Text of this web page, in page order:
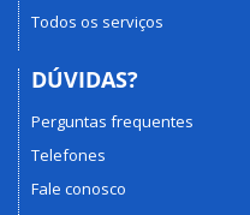
Todos os serviços
DÚVIDAS?
Perguntas frequentes
Telefones
Fale conosco